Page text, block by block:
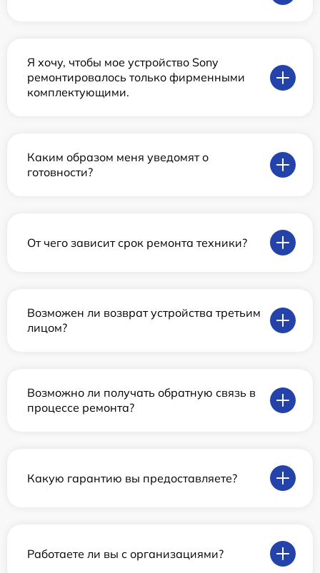
Я хочу, чтобы мое устройство Sony
ремонтировалось только фирменными
комплектующими.
Каким образом меня уведомят о
готовности?
От чего зависит срок ремонта техники?
Возможен ли возврат устройства третьим
лицом?
Возможно ли получать обратную связь в
процессе ремонта?
Какую гарантию вы предоставляете?
Работаете ли вы с организациями?